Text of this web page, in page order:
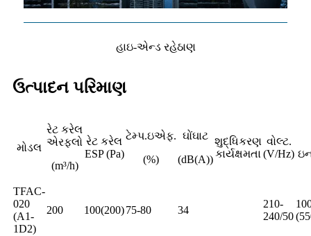
હાઇ-એન્ડ રહેઠાણ
ઉત્પાદન પરિમાણ
મોડલ
રેટ કરેલ
એરફ્લો
(m³/h)
રેટ કરેલ
ESP (Pa)
ટેમ્પ.ઇએફ.
(%)
ઘોંઘાટ
(dB(A))
શુદ્ધિકરણ
કાર્યક્ષમતા
વોલ્ટ.
(V/Hz)
TFAC-
020
(A1-
1D2)
200 100(200)75-80 34
210-
240/50